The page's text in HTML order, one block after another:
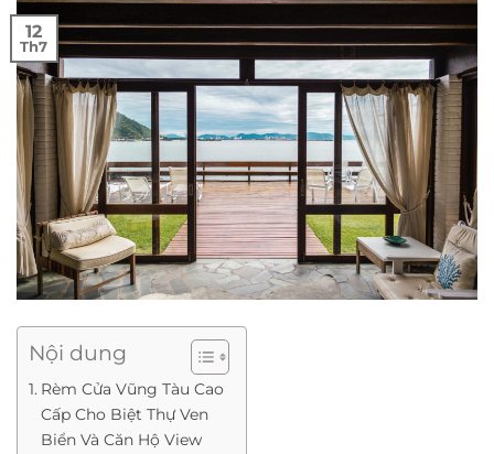
12
Th7
Nội dung
Rèm Cửa Vũng Tàu Cao
Cấp Cho Biệt Thự Ven
Biển Và Căn Hộ View